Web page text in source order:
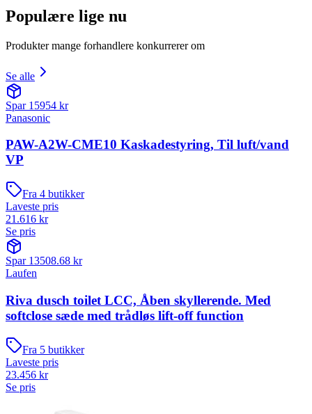
Populære lige nu
Produkter mange forhandlere konkurrerer om
Se alle
Spar 15954 kr
Panasonic
PAW-A2W-CME10 Kaskadestyring, Til luft/vand
VP
Fra 4 butikker
Laveste pris
21.616 kr
Se pris
Spar 13508.68 kr
Laufen
Riva dusch toilet LCC, Åben skyllerende. Med
softclose sæde med trådløs lift-off function
Fra 5 butikker
Laveste pris
23.456 kr
Se pris